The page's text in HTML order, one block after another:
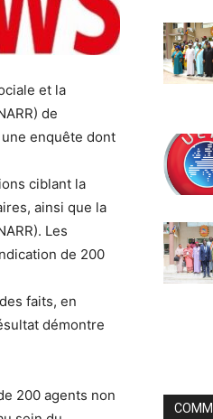
et la
de
enquête dont
ciblant la
ainsi que la
Les
de 200
faits, en
démontre
200 agents non